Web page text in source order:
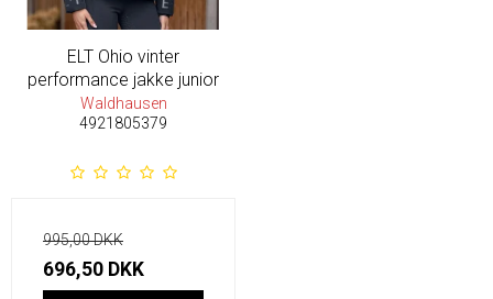
ELT Ohio vinter
performance jakke junior
Waldhausen
4921805379
995,00 DKK
696,50 DKK